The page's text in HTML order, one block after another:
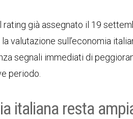
rating già assegnato il 19
valutazione sull’economia
segnali immediati di
periodo.
italiana resta